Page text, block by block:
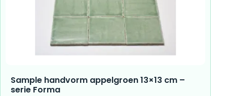
Sample handvorm appelgroen 13×13 cm –
serie Forma